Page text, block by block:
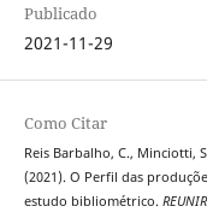
Publicado
2021-11-29
Como Citar
Reis Barbalho, C., Minciotti,
(2021). O Perfil das
estudo bibliométrico.